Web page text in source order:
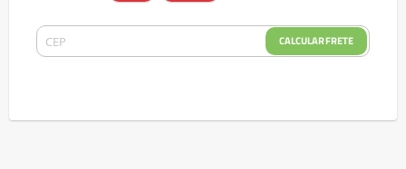
CALCULAR FRETE